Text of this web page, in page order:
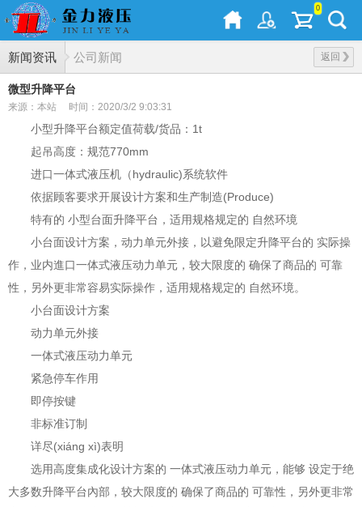
0
新闻资讯 返回
公司新闻
微型升降平台
来源：本站 时间：2020/3/2 9:03:31
小型升降平台额定值荷载/货品：1t
起吊高度：规范770mm
进口一体式液压机（hydraulic)系统软件
依据顾客要求开展设计方案和生产制造(Produce)
特有的 小型台面升降平台，适用规格规定的 自然环境
小台面设计方案，动力单元外接，以避免限定升降平台的 实际操
作，业内進口一体式液压动力单元，较大限度的 确保了商品的 可靠
性，另外更非常容易实际操作，适用规格规定的 自然环境。
小台面设计方案
动力单元外接
一体式液压动力单元
紧急停车作用
即停按键
非标准订制
详尽(xiáng xì)表明
选用高度集成化设计方案的 一体式液压动力单元，能够 设定于绝
大多数升降平台內部，较大限度的 确保了商品的 可靠性，另外更非常